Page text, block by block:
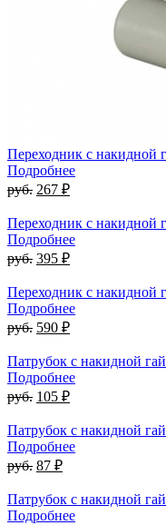
Переходник с накидной
Подробнее
руб. 267 ₽
Переходник с накидной
Подробнее
руб. 395 ₽
Переходник с накидной
Подробнее
руб. 590 ₽
Патрубок с накидной
Подробнее
руб. 105 ₽
Патрубок с накидной
Подробнее
руб. 87 ₽
Патрубок с накидной
Подробнее